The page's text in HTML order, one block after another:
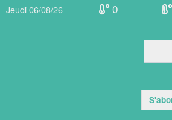
Jeudi 06/08/26 0